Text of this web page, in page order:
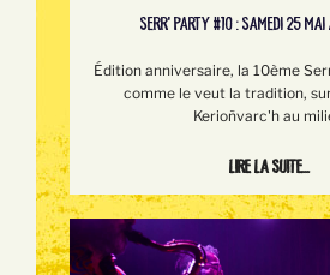
SERR’ PARTY #10 : SAMEDI 25 MAI
Édition anniversaire, la 10ème
comme le veut la tradition,
Kerioñvarc'h au
Lire la suite...